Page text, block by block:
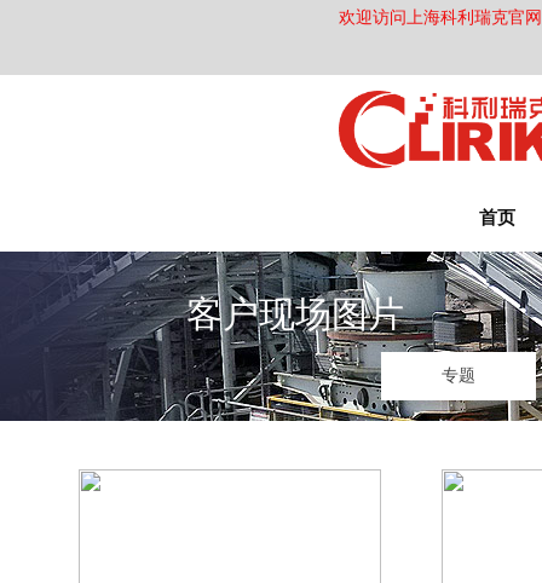
欢迎访问上海科利瑞克官
首页
客户现场图片
专题